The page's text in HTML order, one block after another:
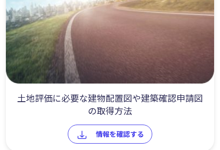
土地評価に必要な建物配置図や建築確認申請図
の取得方法
情報を確認する